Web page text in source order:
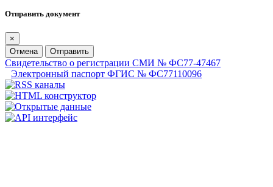
Отправить документ
×
Отмена
Отправить
Свидетельство о регистрации СМИ № ФС77-47467
Электронный паспорт ФГИС № ФС77110096